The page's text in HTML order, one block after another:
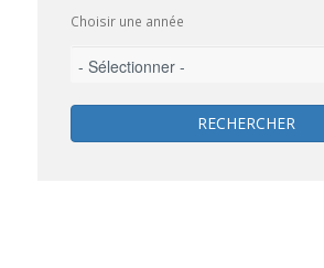
Choisir une année
RECHERCHER